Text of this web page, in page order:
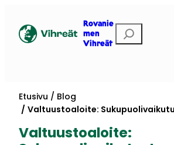
sisältöön
Rovanie
men
Vihreät
Etsi
Etusivu
Blog
Valtuustoaloite:
Valtuustoaloite: